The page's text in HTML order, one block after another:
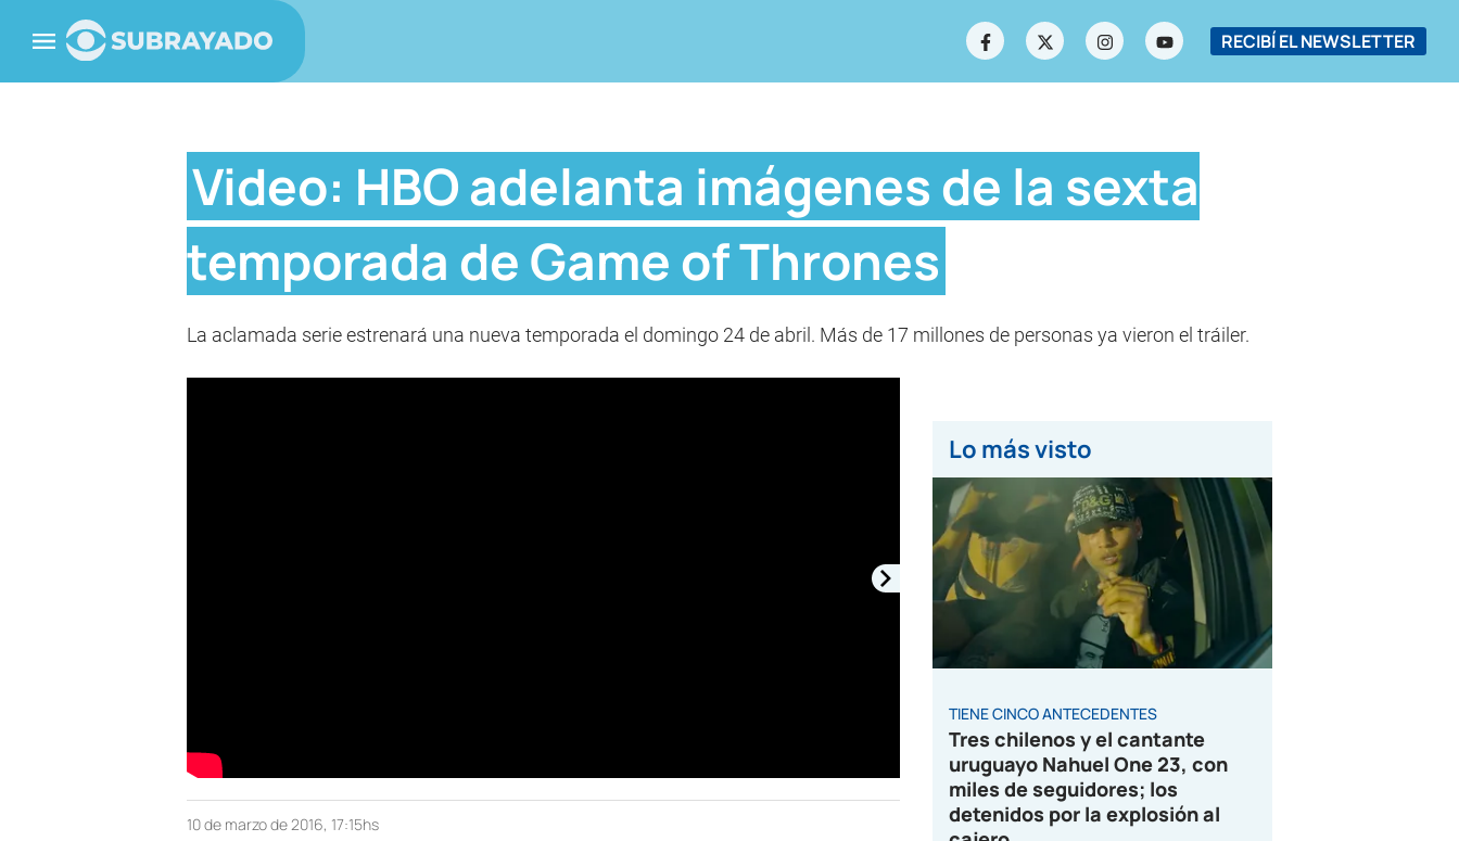
RECIBÍ EL NEWSLETTER
Video: HBO adelanta imágenes de la sexta
temporada de Game of Thrones
La aclamada serie estrenará una nueva temporada el domingo 24 de abril. Más de 17 millones de personas ya vieron el tráiler.
10 de marzo de 2016, 17:15hs
Lo más visto
TIENE CINCO ANTECEDENTES
Tres chilenos y el cantante
uruguayo Nahuel One 23, con
miles de seguidores; los
detenidos por la explosión al